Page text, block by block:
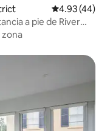
Calificación
4.93 (44)
a pie de River
zona